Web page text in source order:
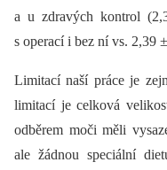
a u zdravých kontrol
s operací i bez ní vs. 2,39
Limitací naší práce je
limitací je celková
odběrem moči měli
ale žádnou speciální